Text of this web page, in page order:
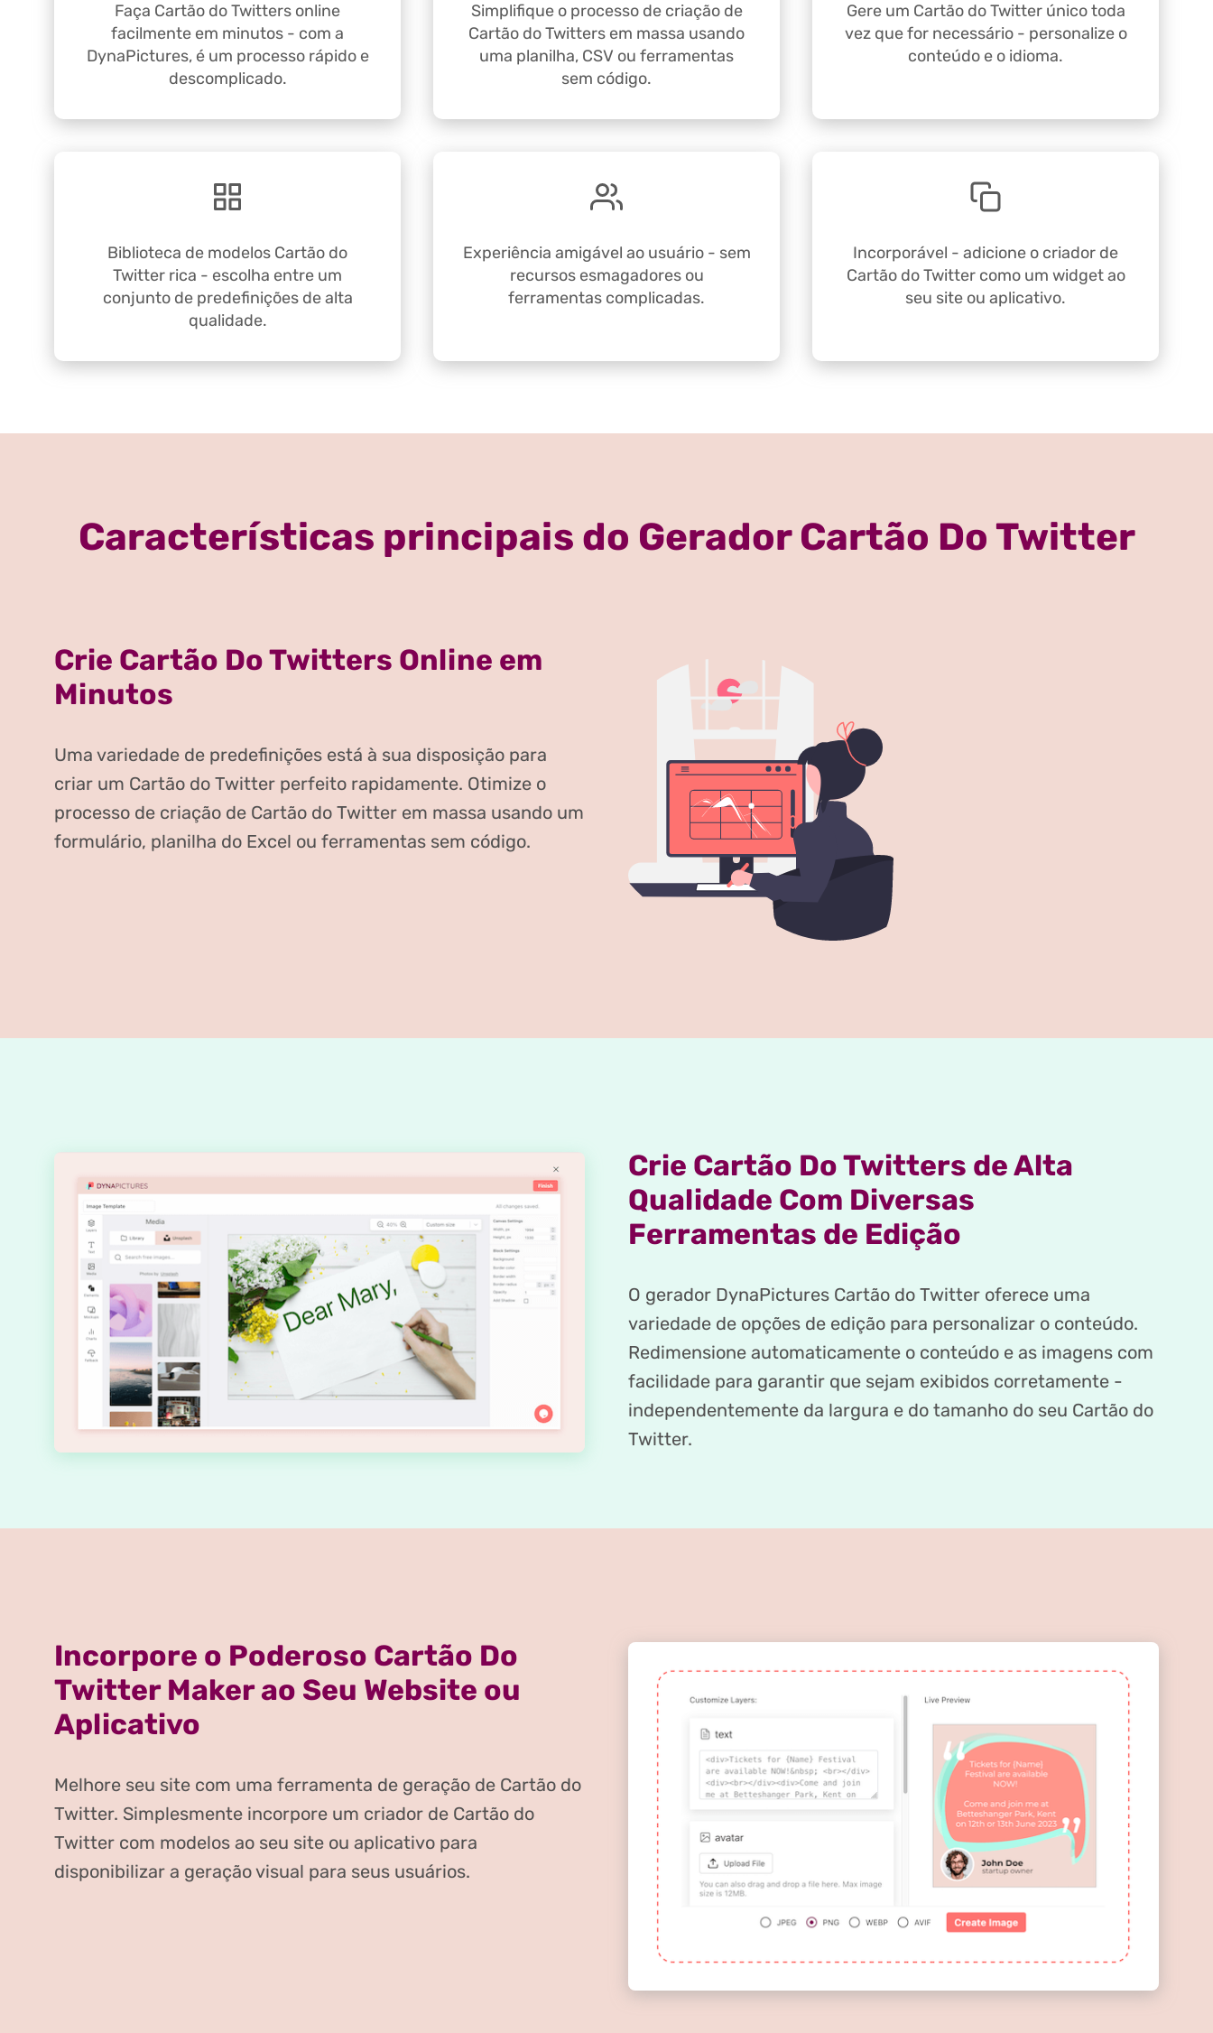
Faça Cartão do Twitters online
facilmente em minutos - com a
DynaPictures, é um processo rápido e
descomplicado.
Simplifique o processo de criação de
Cartão do Twitters em massa usando
uma planilha, CSV ou ferramentas
sem código.
Gere um Cartão do Twitter único toda
vez que for necessário - personalize o
conteúdo e o idioma.
Biblioteca de modelos Cartão do
Twitter rica - escolha entre um
conjunto de predefinições de alta
qualidade.
Experiência amigável ao usuário - sem
recursos esmagadores ou
ferramentas complicadas.
Incorporável - adicione o criador de
Cartão do Twitter como um widget ao
seu site ou aplicativo.
Características principais do Gerador Cartão Do Twitter
Crie Cartão Do Twitters Online em
Minutos
Uma variedade de predefinições está à sua disposição para
criar um Cartão do Twitter perfeito rapidamente. Otimize o
processo de criação de Cartão do Twitter em massa usando um
formulário, planilha do Excel ou ferramentas sem código.
Crie Cartão Do Twitters de Alta
Qualidade Com Diversas
Ferramentas de Edição
O gerador DynaPictures Cartão do Twitter oferece uma
variedade de opções de edição para personalizar o conteúdo.
Redimensione automaticamente o conteúdo e as imagens com
facilidade para garantir que sejam exibidos corretamente -
independentemente da largura e do tamanho do seu Cartão do
Twitter.
Incorpore o Poderoso Cartão Do
Twitter Maker ao Seu Website ou
Aplicativo
Melhore seu site com uma ferramenta de geração de Cartão do
Twitter. Simplesmente incorpore um criador de Cartão do
Twitter com modelos ao seu site ou aplicativo para
disponibilizar a geração visual para seus usuários.